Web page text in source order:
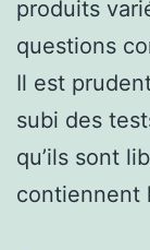
produits
questions
Il est
subi des
qu’ils sont
contiennent